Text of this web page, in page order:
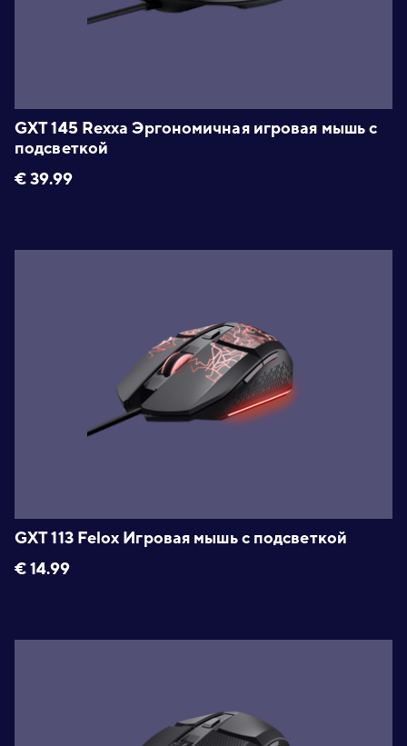
GXT 145 Rexxa Эргономичная игровая мышь с
подсветкой
€39.99
GXT 113 Felox Игровая мышь с подсветкой
€14.99